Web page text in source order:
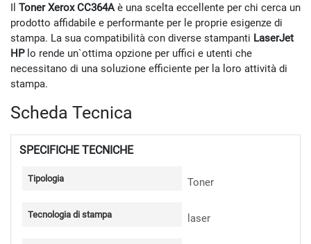
Il Toner Xerox CC364Aè una scelta eccellente per chi cerca un
prodotto affidabile e performante per le proprie esigenze di
stampa. La sua compatibilità con diverse stampanti LaserJet
HPlo rende un`ottima opzione per uffici e utenti che
necessitano di una soluzione efficiente per la loro attività di
stampa.
Scheda Tecnica
SPECIFICHE TECNICHE
Tipologia Toner
Tecnologia di stampa laser